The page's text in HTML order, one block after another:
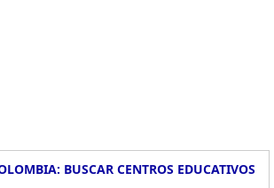
BUSCAR CENTROS EDUCATIVOS